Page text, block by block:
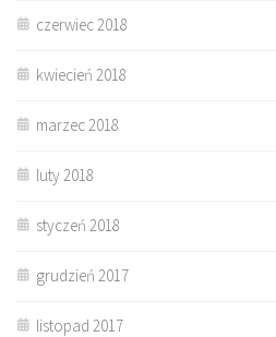
czerwiec 2018
kwiecień 2018
marzec 2018
luty 2018
styczeń 2018
grudzień 2017
listopad 2017